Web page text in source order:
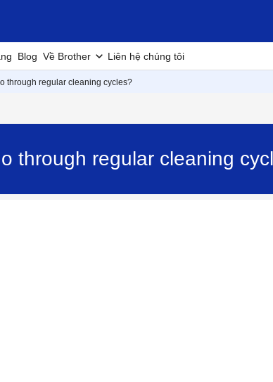
Blog Về Brother Liên hệ chúng tôi
through regular cleaning cycles?
through regular cleaning